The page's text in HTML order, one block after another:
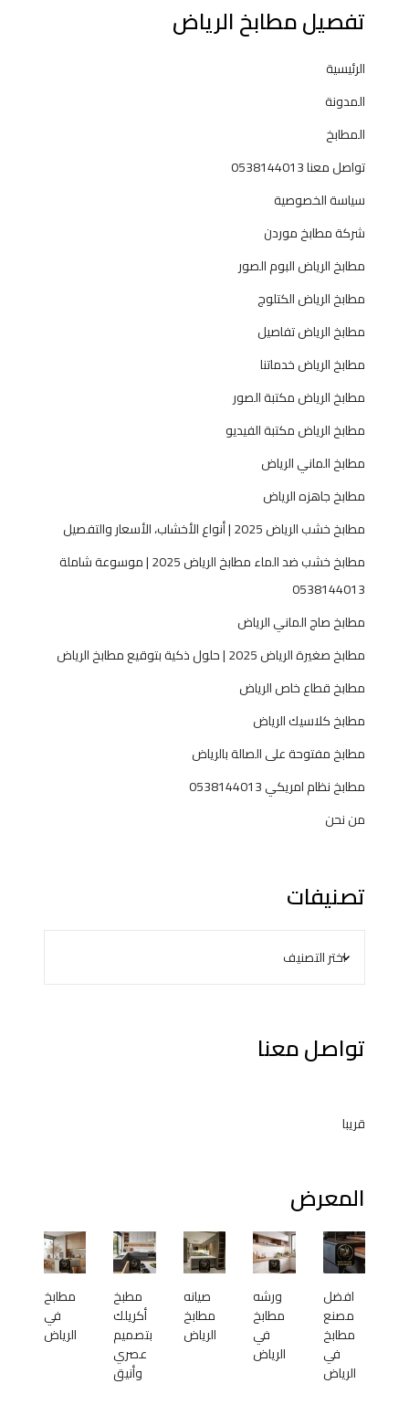
تفصيل مطابخ الرياض
الرئيسية
المدونة
المطابخ
تواصل معنا 0538144013
سياسة الخصوصية
شركة مطابخ موردن
مطابخ الرياض البوم الصور
مطابخ الرياض الكتلوج
مطابخ الرياض تفاصيل
مطابخ الرياض خدماتنا
مطابخ الرياض مكتبة الصور
مطابخ الرياض مكتبة الفيديو
مطابخ الماني الرياض
مطابخ جاهزه الرياض
مطابخ خشب الرياض 2025 | أنواع الأخشاب، الأسعار والتفصيل
مطابخ خشب ضد الماء مطابخ الرياض 2025 | موسوعة شاملة
0538144013
مطابخ صاج الماني الرياض
مطابخ صغيرة الرياض 2025 | حلول ذكية بتوقيع مطابخ الرياض
مطابخ قطاع خاص الرياض
مطابخ كلاسيك الرياض
مطابخ مفتوحة على الصالة بالرياض
مطابخ نظام امريكي 0538144013
من نحن
تصنيفات
تواصل معنا
قريبا
المعرض
افضل
مصنع
مطابخ
في
الرياض
ورشه
مطابخ
في
الرياض
صيانه
مطابخ
الرياض
مطبخ
أكريلك
بتصميم
عصري
وأنيق
مطابخ
في
الرياض